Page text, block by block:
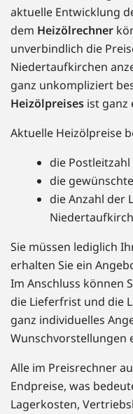
aktuelle Entwicklung
dem Heizölrechner
unverbindlich die
Niedertaufkirchen
ganz unkompliziert
Heizölpreises ist ganz
Aktuelle Heizölpreise
die
die
die Anzahl der
Sie müssen lediglich
erhalten Sie ein
Im Anschluss können
die Lieferfrist und die
ganz individuelles
Wunschvorstellungen
Alle im Preisrechner
Endpreise, was
Lagerkosten,